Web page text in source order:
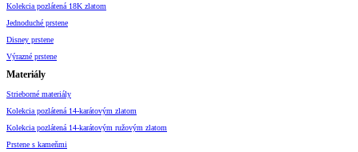
Kolekcia pozlátená 18K zlatom
Jednoduché prstene
Disney prstene
Výrazné prstene
Materiály
Strieborné materiály
Kolekcia pozlátená 14-karátovým zlatom
Kolekcia pozlátená 14-karátovým ružovým zlatom
Prstene s kameňmi